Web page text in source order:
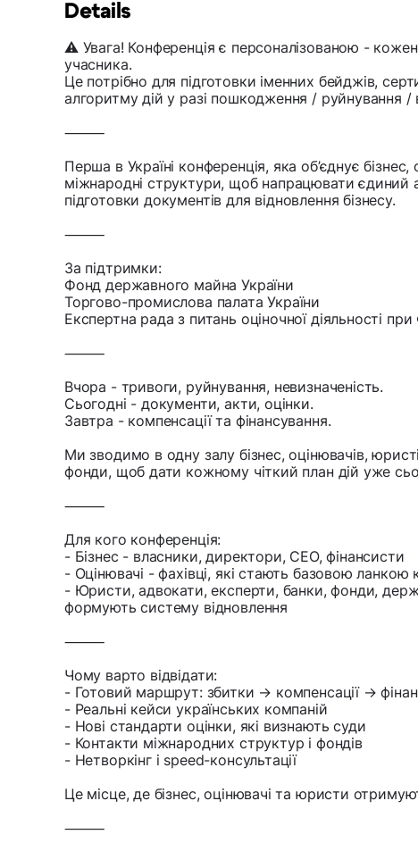
Details
⚠️ Увага! Конференція є персоналізованою -
учасника.
Це потрібно для підготовки іменних бейджів,
алгоритму дій у разі пошкодження / руйнування /
⸻
Перша в Україні конференція, яка об’єднує
міжнародні структури, щоб напрацювати єдиний
підготовки документів для відновлення бізнесу.
⸻
За підтримки:
Фонд державного майна України
Торгово-промислова палата України
Експертна рада з питань оціночної діяльності
⸻
Вчора - тривоги, руйнування, невизначеність.
Сьогодні - документи, акти, оцінки.
Завтра - компенсації та фінансування.
Ми зводимо в одну залу бізнес, оцінювачів,
фонди, щоб дати кожному чіткий план дій уже
⸻
Для кого конференція:
- Бізнес - власники, директори, CEO, фінансисти
- Оцінювачі - фахівці, які стають базовою ланкою
- Юристи, адвокати, експерти, банки, фонди,
формують систему відновлення
⸻
Чому варто відвідати:
- Готовий маршрут: збитки → компенсації →
- Реальні кейси українських компаній
- Нові стандарти оцінки, які визнають суди
- Контакти міжнародних структур і фондів
- Нетворкінг і speed-консультації
Це місце, де бізнес, оцінювачі та юристи
⸻